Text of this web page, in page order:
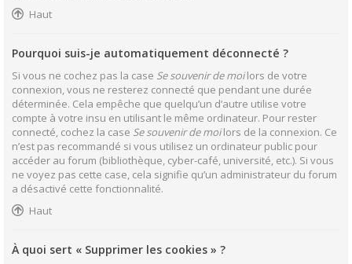
Haut
Pourquoi suis-je automatiquement déconnecté ?
Si vous ne cochez pas la case Se souvenir de moilors de votre
connexion, vous ne resterez connecté que pendant une durée
déterminée. Cela empêche que quelqu’un d’autre utilise votre
compte à votre insu en utilisant le même ordinateur. Pour rester
connecté, cochez la case Se souvenir de moilors de la connexion. Ce
n’est pas recommandé si vous utilisez un ordinateur public pour
accéder au forum (bibliothèque, cyber-café, université, etc.). Si vous
ne voyez pas cette case, cela signifie qu’un administrateur du forum
a désactivé cette fonctionnalité.
Haut
À quoi sert « Supprimer les cookies » ?